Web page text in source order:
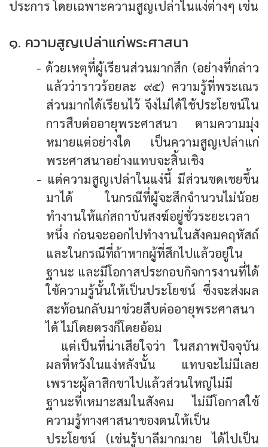
ประการ โดยเฉพาะความสูญเปล่าในแง่ต่างๆ เช่น
๑. ความสูญเปล่าแก่พระศาสนา
- ด้วยเหตุที่ผู้เรียนส่วนมากสึก (อย่างที่กล่าว
แล้วว่าราวร้อยละ ๙๕) ความรู้ที่พระเณร
ส่วนมากได้เรียนไว้ จึงไม่ได้ใช้ประโยชน์ใน
การสืบต่ออายุพระศาสนา ตามความมุ่ง
หมายแต่อย่างใด เป็นความสูญเปล่าแก่
พระศาสนาอย่างแทบจะสิ้นเชิง
- แต่ความสูญเปล่าในแง่นี้ มีส่วนชดเชยขึ้น
มาได้ ในกรณีที่ผู้จะสึกจำนวนไม่น้อย
ทำงานให้แก่สถาบันสงฆ์อยู่ชั่วระยะเวลา
หนึ่ง ก่อนจะออกไปทำงานในสังคมคฤหัสถ์
และในกรณีที่ถ้าหากผู้ที่สึกไปแล้วอยู่ใน
ฐานะ และมีโอกาสประกอบกิจการงานที่ได้
ใช้ความรู้นั้นให้เป็นประโยชน์ ซึ่งจะส่งผล
สะท้อนกลับมาช่วยสืบต่ออายุพระศาสนา
ได้ ไม่โดยตรงก็โดยอ้อม
แต่เป็นที่น่าเสียใจว่า ในสภาพปัจจุบัน
ผลที่หวังในแง่หลังนั้น แทบจะไม่มีเลย
เพราะผู้ลาสิกขาไปแล้วส่วนใหญ่ไม่มี
ฐานะที่เหมาะสมในสังคม ไม่มีโอกาสใช้
ความรู้ทางศาสนาของตนให้เป็น
ประโยชน์ (เช่นรู้บาลีมากมาย ได้ไปเป็น